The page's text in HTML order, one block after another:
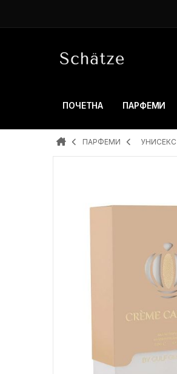
ПОЧЕТНА ПАРФЕМИ
ПАРФЕМИ УНИСЕКС